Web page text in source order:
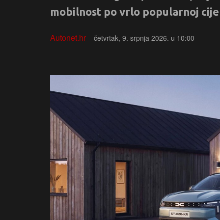
mobilnost po vrlo popularnoj
Autonet.hr četvrtak, 9. srpnja 2026. u 10:00